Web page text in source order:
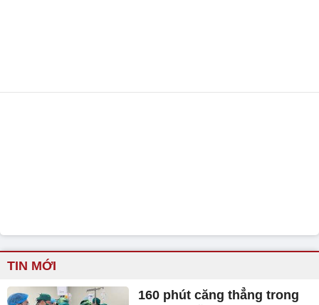
TIN MỚI
160 phút căng thẳng trong